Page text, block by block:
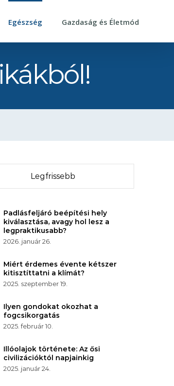
Egészség Gazdaság és Életmód
Legfrissebb
Padlásfeljáró beépítési hely
kiválasztása, avagy hol lesz a
legpraktikusabb?
2026. január 26.
Miért érdemes évente kétszer
kitisztíttatni a klímát?
2025. szeptember 19.
Ilyen gondokat okozhat a
fogcsikorgatás
2025. február 10.
Illóolajok története: Az ősi
civilizációktól napjainkig
2025. január 24.